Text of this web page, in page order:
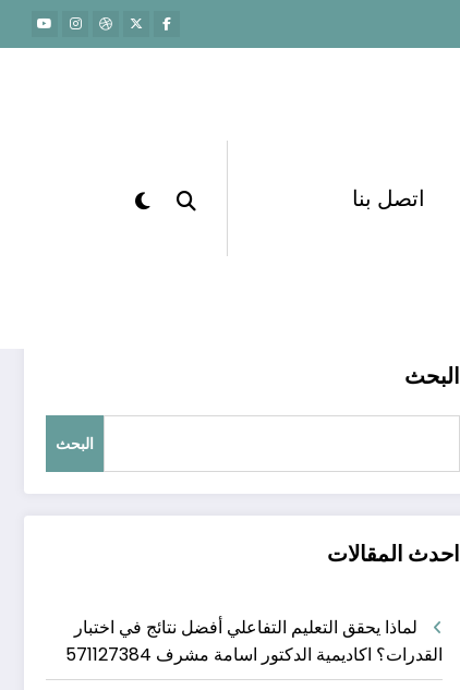
اتصل بنا
البحث
البحث
احدث المقالات
لماذا يحقق التعليم التفاعلي أفضل نتائج في اختبار
القدرات؟ اكاديمية الدكتور اسامة مشرف 571127384